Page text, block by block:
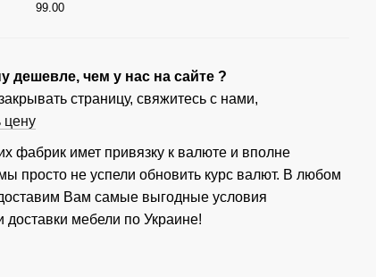
99.00
дешевле, чем у нас на сайте ?
страницу, свяжитесь с нами,
цену
фабрик имет привязку к валюте и вполне
просто не успели обновить курс валют. В любом
Вам самые выгодные условия
доставки мебели по Украине!